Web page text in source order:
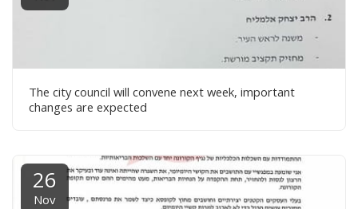
The city council will convene next week, important
changes are expected
26
Nov